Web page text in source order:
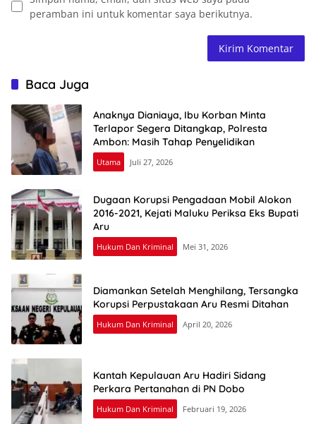
peramban ini untuk komentar saya berikutnya.
Baca Juga
Anaknya Dianiaya, Ibu Korban Minta
Terlapor Segera Ditangkap, Polresta
Ambon: Masih Tahap Penyelidikan
Utama Juli 27, 2026
Dugaan Korupsi Pengadaan Mobil Alokon
2016-2021, Kejati Maluku Periksa Eks Bupati
Aru
Hukum Dan Kriminal Mei 31, 2026
Diamankan Setelah Menghilang, Tersangka
Korupsi Perpustakaan Aru Resmi Ditahan
Hukum Dan Kriminal April 20, 2026
Kantah Kepulauan Aru Hadiri Sidang
Perkara Pertanahan di PN Dobo
Hukum Dan Kriminal Februari 19, 2026